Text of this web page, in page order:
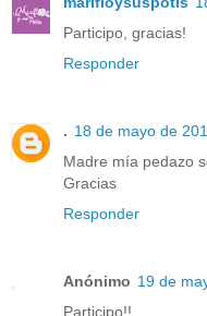
Participo, gracias!
Responder
. 18 de mayo de
Madre mía pedazo
Gracias
Responder
Anónimo 19 de
Participo!!